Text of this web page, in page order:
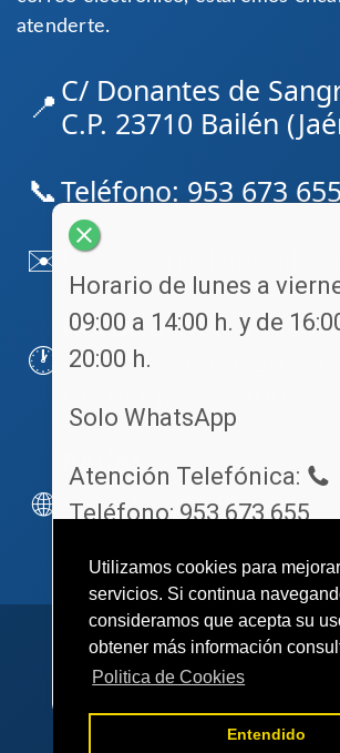
Utilizamos cookies para
servicios. Si continua
consideramos que acepta su
obtener más información
Politica de Cookies
Entendido
close
Horario de lunes a
09:00 a 14:00 h. y de
20:00 h.
Solo WhatsApp
Atención Telefónica:
Teléfono: 953 673 655
Hola, ¿En que
ayudarle?
atenderte.
📍 C/ Donantes de
C.P. 23710 Bailén
📞Teléfono: 953 673 655
✉️
🕐
Horario:Mañanas
· Tardes 16:00–20:00
🌐
Redes:
Facebook
© 2025 Frío Bailén. Todos los
reservados.
Contacto